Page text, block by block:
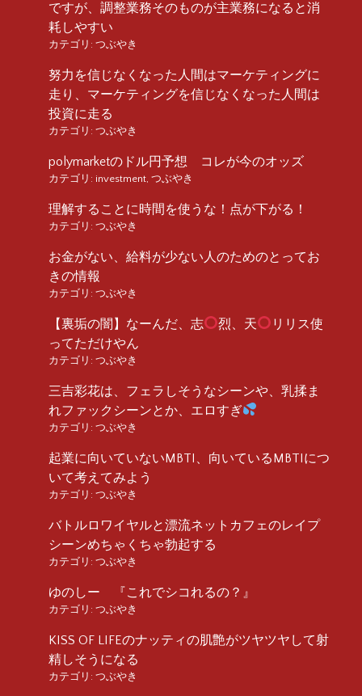
ですが、調整業務そのものが主業務になると消
耗しやすい
カテゴリ: つぶやき
努力を信じなくなった人間はマーケティングに
走り、マーケティングを信じなくなった人間は
投資に走る
カテゴリ: つぶやき
polymarketのドル円予想 コレが今のオッズ
カテゴリ: investment つぶやき
理解することに時間を使うな！点が下がる！
カテゴリ: つぶやき
お金がない、給料が少ない人のためのとってお
きの情報
カテゴリ: つぶやき
【裏垢の闇】なーんだ、志 烈、天
リリス使
ってただけやん
カテゴリ: つぶやき
三吉彩花は、フェラしそうなシーンや、乳揉ま
れファックシーンとか、エロすぎ
カテゴリ: つぶやき
起業に向いていないMBTI、向いているMBTIにつ
いて考えてみよう
カテゴリ: つぶやき
バトルロワイヤルと漂流ネットカフェのレイプ
シーンめちゃくちゃ勃起する
カテゴリ: つぶやき
ゆのしー 『これでシコれるの？』
カテゴリ: つぶやき
KISS OF LIFEのナッティの肌艶がツヤツヤして射
精しそうになる
カテゴリ: つぶやき